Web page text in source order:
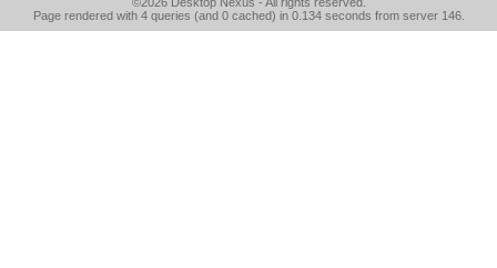
Page rendered with 4 queries (and 0 cached) in 0.134 seconds from server 146.